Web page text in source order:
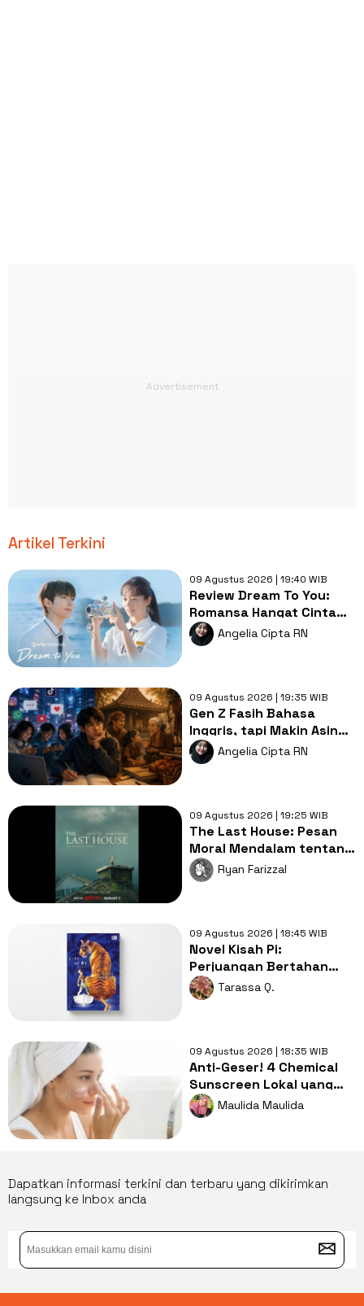
Artikel Terkini
09 Agustus 2026 | 19:40 WIB
Review Dream To You:
Romansa Hangat Cinta
Pertama, Luka dan
Impian
Angelia Cipta RN
09 Agustus 2026 | 19:35 WIB
Gen Z Fasih Bahasa
Inggris, tapi Makin Asing
dengan Bahasa Ibu,
Mengapa?
Angelia Cipta RN
09 Agustus 2026 | 19:25 WIB
The Last House: Pesan
Moral Mendalam tentang
Hubungan Manusia dan
Alam
Ryan Farizzal
09 Agustus 2026 | 18:45 WIB
Novel Kisah Pi:
Perjuangan Bertahan
Hidup Bersama Harimau
di Tengah Laut
Tarassa Q.
09 Agustus 2026 | 18:35 WIB
Anti-Geser! 4 Chemical
Sunscreen Lokal yang
Nyaman Dipakai di Bawah
Makeup
Maulida Maulida
Dapatkan informasi terkini dan terbaru yang dikirimkan
langsung ke Inbox anda